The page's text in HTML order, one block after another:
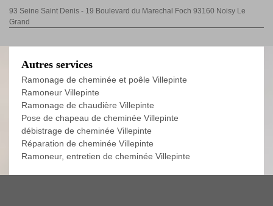
93 Seine Saint Denis - 19 Boulevard du Marechal Foch 93160 Noisy Le
Grand
Autres services
Ramonage de cheminée et poêle Villepinte
Ramoneur Villepinte
Ramonage de chaudière Villepinte
Pose de chapeau de cheminée Villepinte
débistrage de cheminée Villepinte
Réparation de cheminée Villepinte
Ramoneur, entretien de cheminée Villepinte